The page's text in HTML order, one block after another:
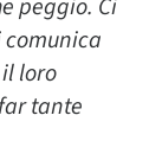
peggio. Ci
loro
tante